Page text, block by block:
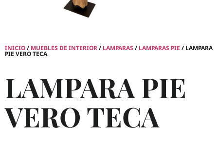
INICIO/ MUEBLES DE INTERIOR/ LAMPARAS / LAMPARAS PIE / LAMPARA
PIE VERO TECA
LAMPARA PIE
VERO TECA